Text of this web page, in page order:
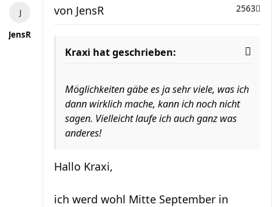
JensR
2563
von JensR
Kraxi hat geschrieben:
Möglichkeiten gäbe es ja sehr viele, was ich
dann wirklich mache, kann ich noch nicht
sagen. Vielleicht laufe ich auch ganz was
anderes!
Hallo Kraxi,
ich werd wohl Mitte September in